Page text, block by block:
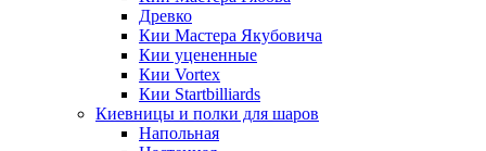
Древко
Кии Мастера Якубовича
Кии уцененные
Кии Vortex
Кии Startbilliards
Киевницы и полки для шаров
Напольная